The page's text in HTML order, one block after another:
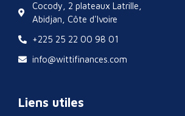
Cocody, 2 plateaux Latrille,
Abidjan, Côte d'Ivoire
+225 25 22 00 98 01
info@wittifinances.com
Liens utiles